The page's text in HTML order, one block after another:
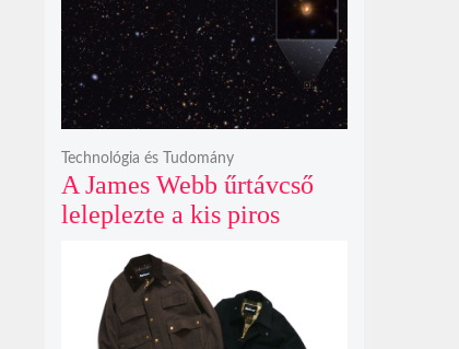
A James Webb űrtávcső
leleplezte a kis piros
valójában fényes
galaxismagok óriási
távolságban
Technológia és Tudomány